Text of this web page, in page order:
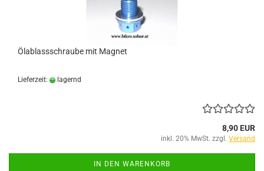
Ölablassschraube mit Magnet
Lieferzeit: lagernd
8,90 EUR
inkl. 20% MwSt. zzgl. Versand
IN DEN WARENKORB